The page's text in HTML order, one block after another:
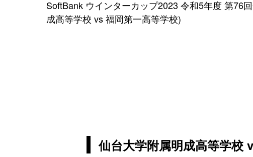
SoftBank ウインターカップ2023 令和5年度 第76
成高等学校 vs 福岡第一高等学校)
仙台大学附属明成高等学校